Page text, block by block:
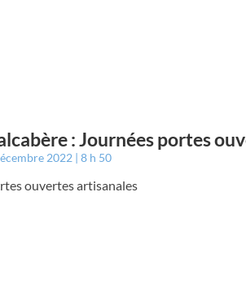
: Journées portes
2022 8 h 50
ouvertes artisanales